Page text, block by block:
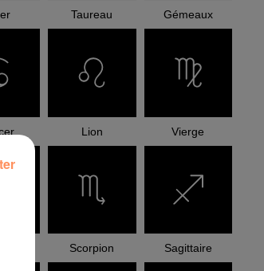
Taureau Gémeaux
Lion Vierge
Scorpion Sagittaire